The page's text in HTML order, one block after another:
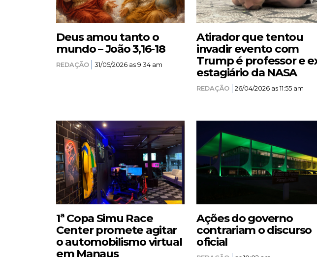
Deus amou tanto o
mundo – João 3,16-18
REDAÇÃO 31/05/2026 as 9:34 am
Atirador que tentou
invadir evento com
Trump é professor e
estagiário da NASA
REDAÇÃO 26/04/2026 as 11:55 am
1ª Copa Simu Race
Center promete agitar
o automobilismo virtual
em Manaus
Ações do governo
contrariam o discurso
oficial